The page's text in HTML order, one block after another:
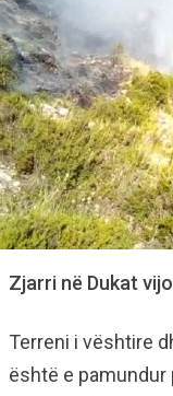
Zjarri në Dukat
Terreni i vështire
është e